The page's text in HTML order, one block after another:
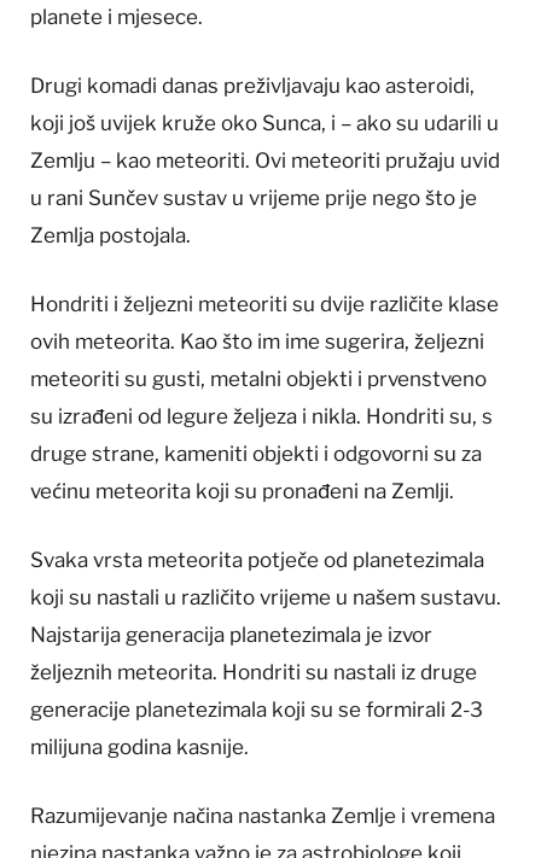
planete i mjesece.
Drugi komadi danas preživljavaju kao asteroidi,
koji još uvijek kruže oko Sunca, i – ako su udarili u
Zemlju – kao meteoriti. Ovi meteoriti pružaju uvid
u rani Sunčev sustav u vrijeme prije nego što je
Zemlja postojala.
Hondriti i željezni meteoriti su dvije različite klase
ovih meteorita. Kao što im ime sugerira, željezni
meteoriti su gusti, metalni objekti i prvenstveno
su izrađeni od legure željeza i nikla. Hondriti su, s
druge strane, kameniti objekti i odgovorni su za
većinu meteorita koji su pronađeni na Zemlji.
Svaka vrsta meteorita potječe od planetezimala
koji su nastali u različito vrijeme u našem sustavu.
Najstarija generacija planetezimala je izvor
željeznih meteorita. Hondriti su nastali iz druge
generacije planetezimala koji su se formirali 2-3
milijuna godina kasnije.
Razumijevanje načina nastanka Zemlje i vremena